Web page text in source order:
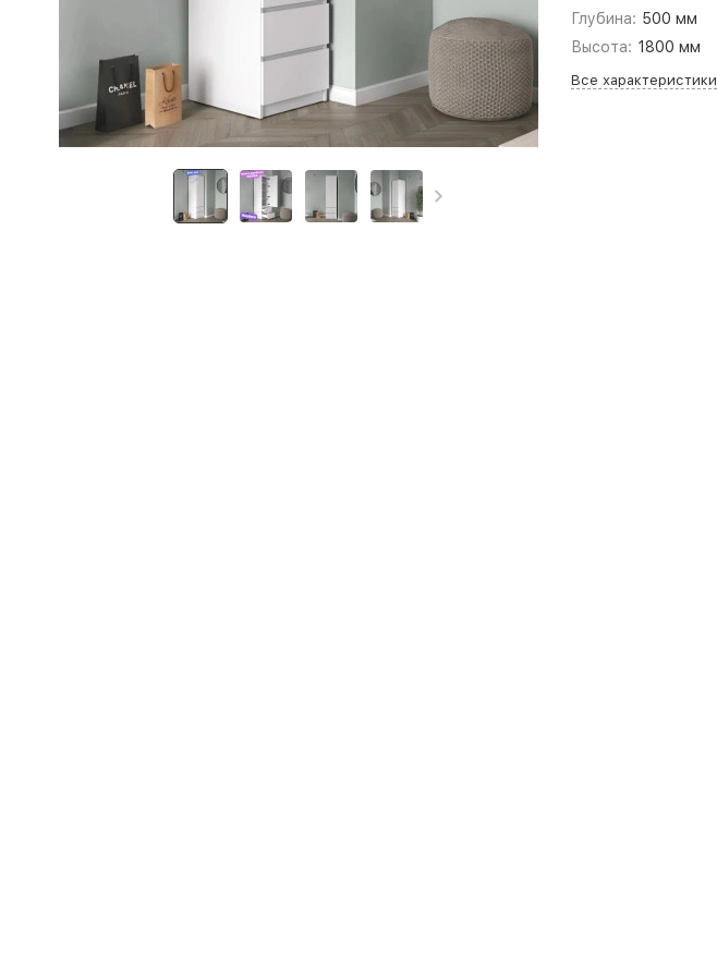
Глубина: 500 мм
Высота: 1800 мм
Все характеристики